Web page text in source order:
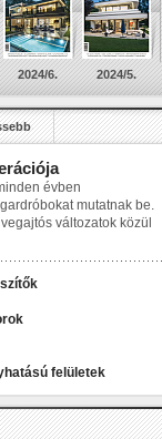
2024/6. 2024/5.
évben
mutatnak be.
változatok közül
felületek